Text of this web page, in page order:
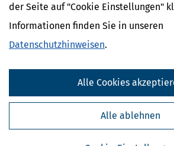
der Seite auf "Cookie Einstellungen"
Informationen finden Sie in unseren
Datenschutzhinweisen.
Alle ablehnen
Alle Cookies